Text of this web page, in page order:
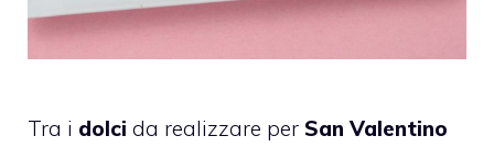
Tra i dolci da realizzare per San Valentino